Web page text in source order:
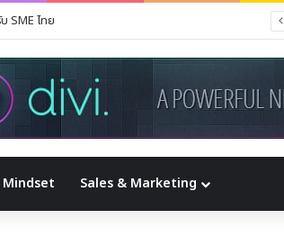
Mindset Sales & Marketing